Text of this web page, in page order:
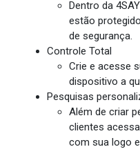
Dentro da
estão
de segurança.
Controle Total
Crie e acesse
dispositivo a
Pesquisas
Além de criar
clientes
com sua logo